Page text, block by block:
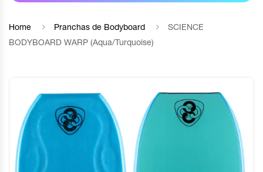
Home Pranchas de Bodyboard
SCIENCE
BODYBOARD WARP (Aqua/Turquoise)